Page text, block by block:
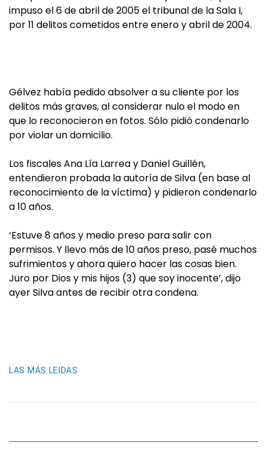
impuso el 6 de abril de 2005 el tribunal de la Sala I,
por 11 delitos cometidos entre enero y abril de 2004.
Gélvez había pedido absolver a su cliente por los
delitos más graves, al considerar nulo el modo en
que lo reconocieron en fotos. Sólo pidió condenarlo
por violar un domicilio.
Los fiscales Ana Lía Larrea y Daniel Guillén,
entendieron probada la autoría de Silva (en base al
reconocimiento de la víctima) y pidieron condenarlo
a 10 años.
‘Estuve 8 años y medio preso para salir con
permisos. Y llevo más de 10 años preso, pasé muchos
sufrimientos y ahora quiero hacer las cosas bien.
Juro por Dios y mis hijos (3) que soy inocente’, dijo
ayer Silva antes de recibir otra condena.
LAS MÁS LEIDAS